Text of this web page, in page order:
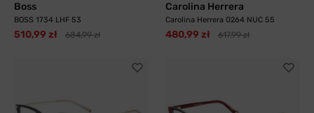
Boss
BOSS 1734 LHF 53
510,99 zł 684,99 zł
Carolina Herrera
Carolina Herrera 0264 NUC 55
480,99 zł 617,99 zł